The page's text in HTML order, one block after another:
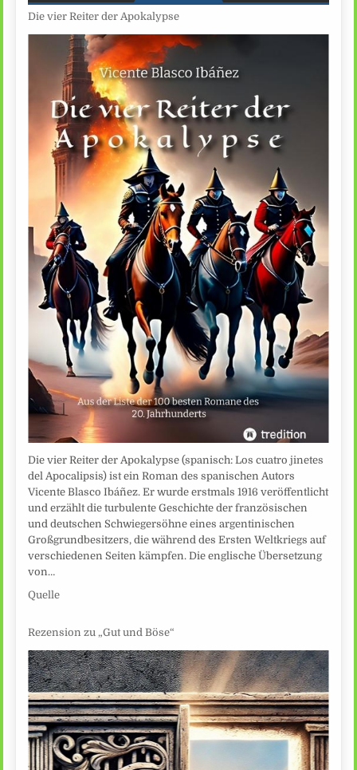
Die vier Reiter der Apokalypse
Die vier Reiter der Apokalypse (spanisch: Los cuatro jinetes
del Apocalipsis) ist ein Roman des spanischen Autors
Vicente Blasco Ibáñez. Er wurde erstmals 1916 veröffentlicht
und erzählt die turbulente Geschichte der französischen
und deutschen Schwiegersöhne eines argentinischen
Großgrundbesitzers, die während des Ersten Weltkriegs auf
verschiedenen Seiten kämpfen. Die englische Übersetzung
von…
Quelle
Rezension zu „Gut und Böse“